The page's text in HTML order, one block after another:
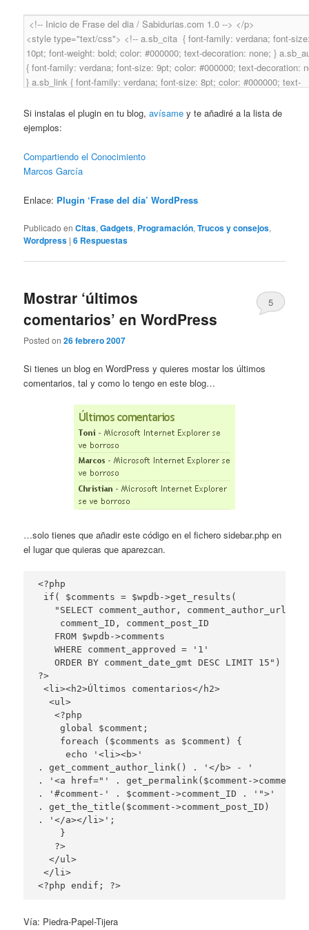
Si instalas el plugin en tu blog,avísame y te añadiré a la lista de
ejemplos:
Compartiendo el Conocimiento
Marcos García
Enlace: Plugin ‘Frase del día’ WordPress
Publicado en Citas,Gadgets, Programación,Trucos y consejos,
Wordpress |6 Respuestas
Mostrar ‘últimos
comentarios’ en WordPress
Posted on26 febrero 2007
5
Si tienes un blog en WordPress y quieres mostar los últimos
comentarios, tal y como lo tengo en este blog…
…solo tienes que añadir este código en el fichero sidebar.php en
el lugar que quieras que aparezcan.
<?php
if( $comments = $wpdb->get_results(
   "SELECT comment_author, comment_author_url,
    comment_ID, comment_post_ID
   FROM $wpdb->comments
   WHERE comment_approved = '1'
   ORDER BY comment_date_gmt DESC LIMIT 15") ) :
?>
<li><h2>Últimos comentarios</h2>
  <ul>
   <?php
    global $comment;
    foreach ($comments as $comment) {
     echo '<li><b>'
. get_comment_author_link() . '</b> - '
. '<a href="' . get_permalink($comment-
. '#comment-' . $comment->comment_ID . '">'
. get_the_title($comment->comment_post_ID)
. '</a></li>';
    }
   ?>
  </ul>
</li>
<?php endif; ?>
Vía: Piedra-Papel-Tijera